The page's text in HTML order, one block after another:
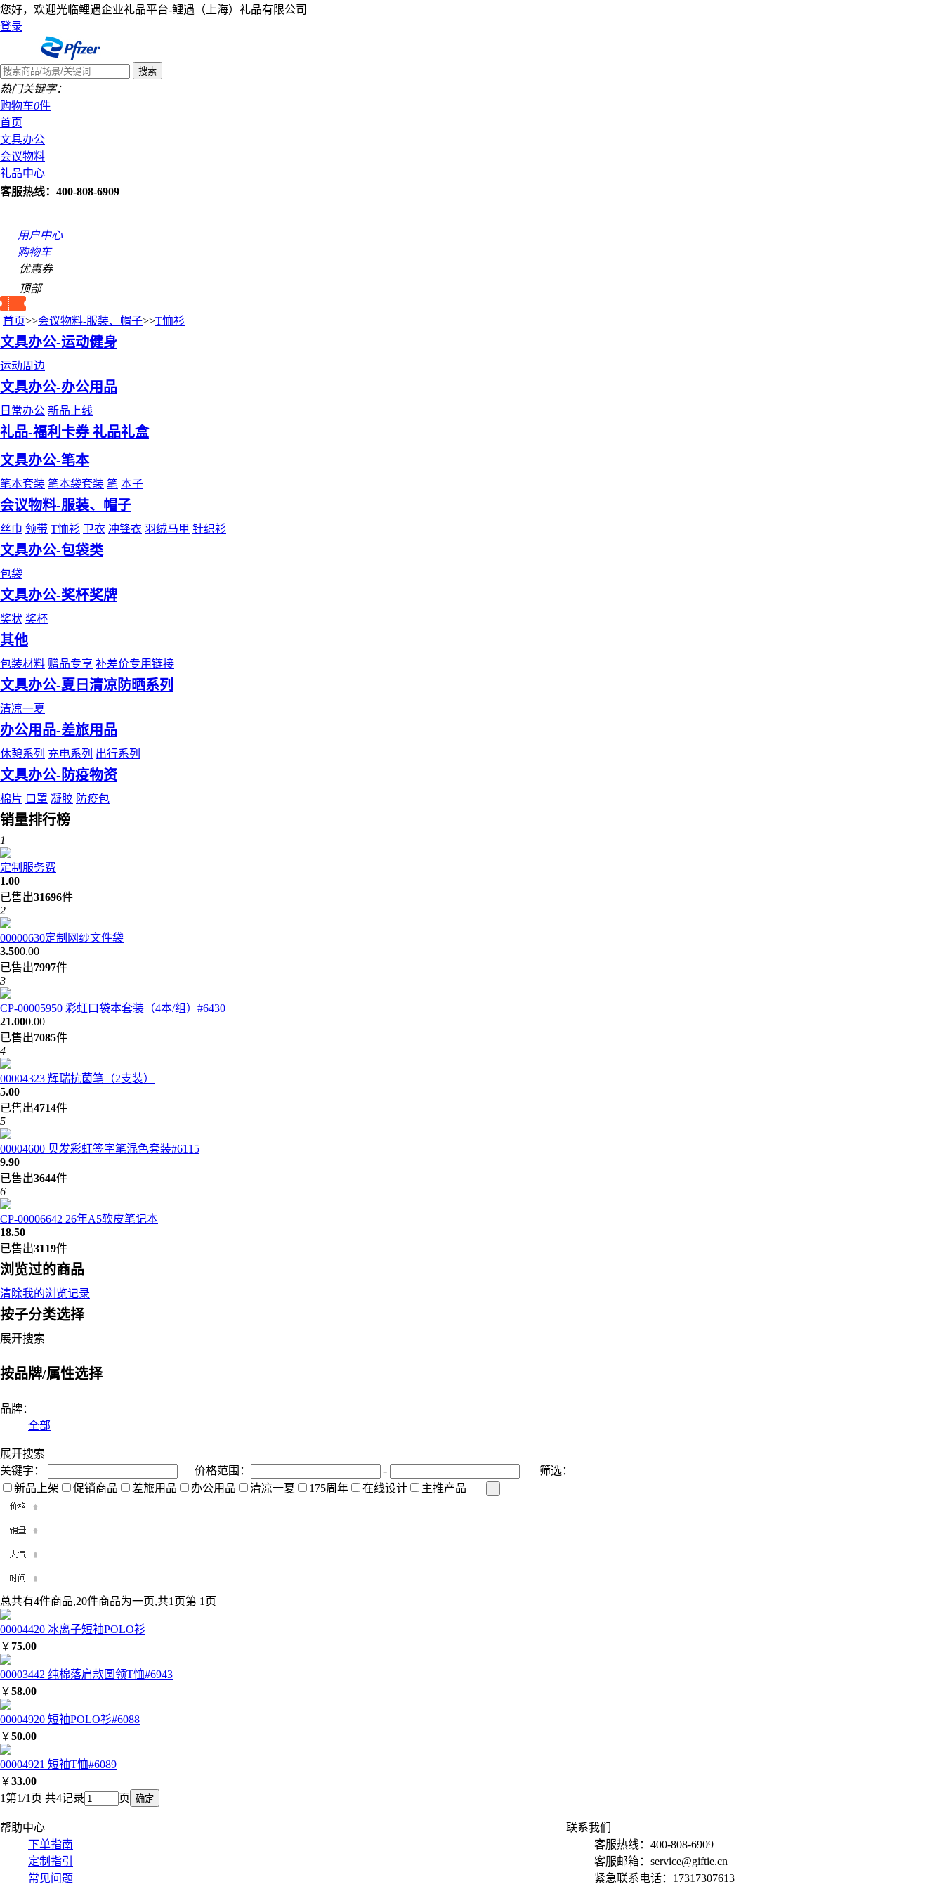
您好，欢迎光临鲤遇企业礼品平台-鲤遇（上海）礼品有限公司
登录
热门关键字：
购物车0件
首页
文具办公
会议物料
礼品中心
客服热线：400-808-6909
用户中心
购物车
优惠券
顶部
首页>>会议物料-服装、帽子>>T恤衫
文具办公-运动健身
运动周边
文具办公-办公用品
日常办公 新品上线
礼品-福利卡券 礼品礼盒
文具办公-笔本
笔本套装 笔本袋套装 笔 本子
会议物料-服装、帽子
丝巾 领带 T恤衫 卫衣 冲锋衣 羽绒马甲 针织衫
文具办公-包袋类
包袋
文具办公-奖杯奖牌
奖状 奖杯
其他
包装材料 赠品专享 补差价专用链接
文具办公-夏日清凉防晒系列
清凉一夏
办公用品-差旅用品
休憩系列 充电系列 出行系列
文具办公-防疫物资
棉片 口罩 凝胶 防疫包
销量排行榜
1
定制服务费
1.00
已售出31696件
2
00000630定制网纱文件袋
3.500.00
已售出7997件
3
CP-00005950 彩虹口袋本套装（4本/组）#6430
21.000.00
已售出7085件
4
00004323 辉瑞抗菌笔（2支装）
5.00
已售出4714件
5
00004600 贝发彩虹签字笔混色套装#6115
9.90
已售出3644件
6
CP-00006642 26年A5软皮笔记本
18.50
已售出3119件
浏览过的商品
清除我的浏览记录
按子分类选择
展开搜索
按品牌/属性选择
品牌：
全部
展开搜索
关键字：
价格范围： -
筛选：
新品上架
促销商品 差旅用品 办公用品 清凉一夏 175周年 在线设计 主推产品
总共有4件商品,20件商品为一页,共1页第 1页
00004420 冰离子短袖POLO衫
￥ 75.00
00003442 纯棉落肩款圆领T恤#6943
￥58.00
00004920 短袖POLO衫#6088
￥50.00
00004921 短袖T恤#6089
￥33.00
1 第1/1页 共4记录 页
帮助中心
下单指南
定制指引
常见问题
联系我们
客服热线：400-808-6909
客服邮箱：service@giftie.cn
紧急联系电话：17317307613